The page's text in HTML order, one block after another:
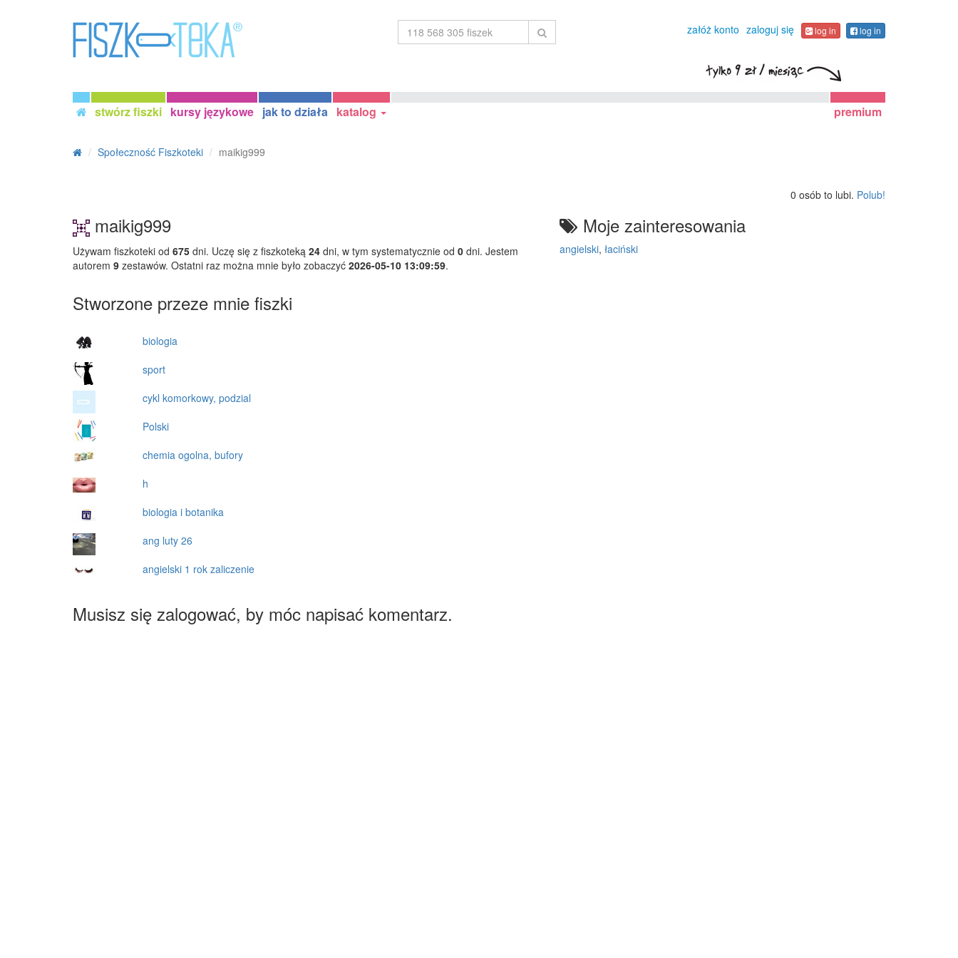
załóż konto zaloguj się log in log in
stwórz fiszki kursy językowe jak to działa katalog premium
Społeczność Fiszkoteki maikig999
0 osób to lubi. Polub!
maikig999
Używam fiszkoteki od 675 dni. Uczę się z fiszkoteką 24 dni, w tym systematycznie od 0 dni. Jestem
autorem 9 zestawów. Ostatni raz można mnie było zobaczyć 2026-05-10 13:09:59.
Moje zainteresowania
angielski, łaciński
Stworzone przeze mnie fiszki
biologia
sport
cykl komorkowy, podzial
Polski
chemia ogolna, bufory
h
biologia i botanika
ang luty 26
angielski 1 rok zaliczenie
Musisz się zalogować, by móc napisać komentarz.